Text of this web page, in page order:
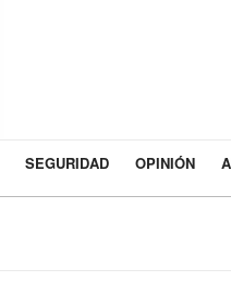
SEGURIDAD OPINIÓN